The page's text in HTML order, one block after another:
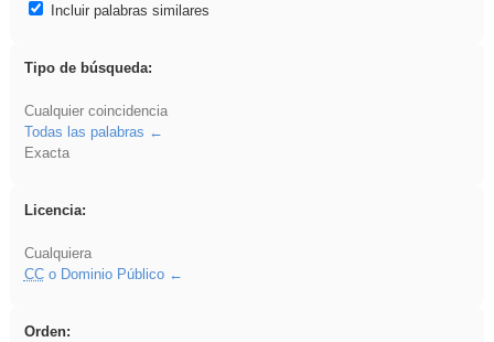
Incluir palabras similares
Tipo de búsqueda:
Cualquier coincidencia
Todas las palabras
Exacta
Licencia:
Cualquiera
CCo Dominio Público
Orden: